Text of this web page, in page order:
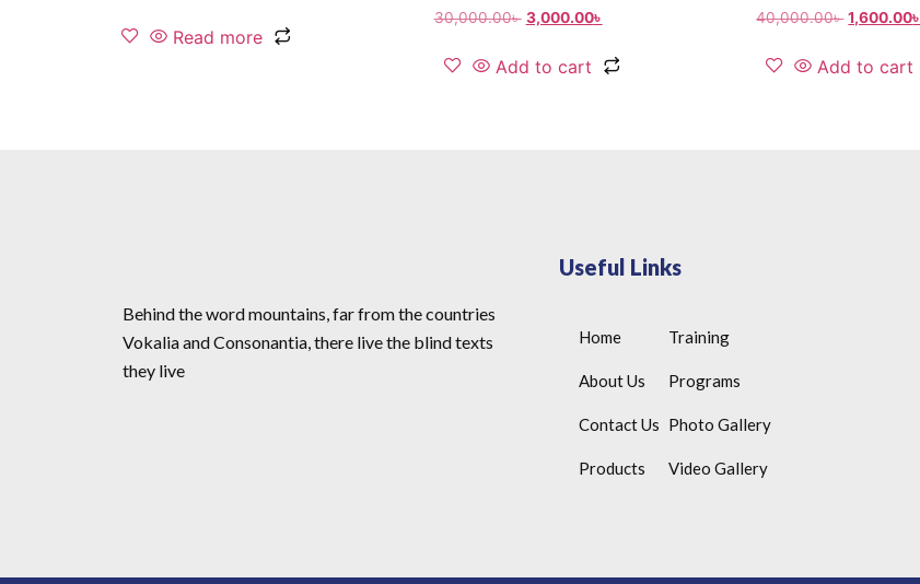
Read more
30,000.00৳ 3,000.00৳
Add to cart
40,000.00৳ 1,600.00৳
Add to cart
Behind the word mountains, far from the countries
Vokalia and Consonantia, there live the blind texts
they live
Useful Links
Home
About Us
Contact Us
Products
Training
Programs
Photo Gallery
Video Gallery